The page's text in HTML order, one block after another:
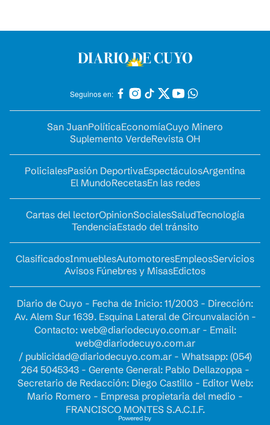
Seguinos en:
San JuanPolíticaEconomíaCuyo Minero
Suplemento VerdeRevista OH
PolicialesPasión DeportivaEspectáculosArgentina
El MundoRecetasEn las redes
Cartas del lectorOpinionSocialesSaludTecnología
TendenciaEstado del tránsito
ClasificadosInmueblesAutomotoresEmpleosServicios
Avisos Fúnebres y MisasEdictos
Diario de Cuyo - Fecha de Inicio: 11/2003 - Dirección:
Av. Alem Sur 1639. Esquina Lateral de Circunvalación -
Contacto: web@diariodecuyo.com.ar- Email:
web@diariodecuyo.com.ar
/ publicidad@diariodecuyo.com.ar- Whatsapp: (054)
264 5045343 - Gerente General: Pablo Dellazoppa -
Secretario de Redacción: Diego Castillo - Editor Web:
Mario Romero - Empresa propietaria del medio -
FRANCISCO MONTES S.A.C.I.F.